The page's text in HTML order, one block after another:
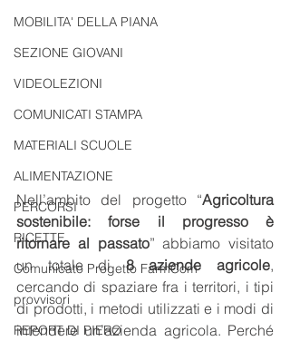
MOBILITA' DELLA PIANA
SEZIONE GIOVANI
VIDEOLEZIONI
COMUNICATI STAMPA
MATERIALI SCUOLE
ALIMENTAZIONE
PERCORSI
RICETTE
Comunicato Progetto FarmCom
provvisori
REPORT DI PIERO
Nell’ambito del progetto “Agricoltura
sostenibile: forse il progresso è
ritornare al passato” abbiamo visitato
un totale di 8 aziende agricole,
cercando di spaziare fra i territori, i tipi
di prodotti, i metodi utilizzati e i modi di
intendere un’azienda agricola. Perché